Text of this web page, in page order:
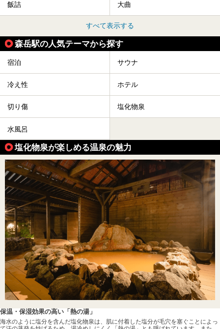
飯詰 大曲
すべて表示する
森岳駅の人気テーマから探す
宿泊 サウナ
冷え性 ホテル
切り傷 塩化物泉
水風呂
塩化物泉が楽しめる温泉の魅力
保温・保湿効果の高い「熱の湯」
海水のように塩分を含んだ塩化物泉は、肌に付着した塩分が毛穴を塞ぐことによっ